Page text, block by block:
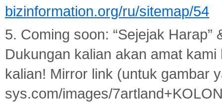
bizinformation.org/ru/sitemap/54
5. Coming soon: “Sejejak Harap”
Dukungan kalian akan amat
kalian! Mirror link (untuk gambar
sys.com/images/